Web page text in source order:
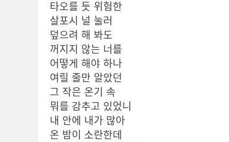
타오를 듯 위험한
살포시 널 눌러
덮으려 해 봐도
꺼지지 않는 너를
어떻게 해야 하나
여릴 줄만 알았던
그 작은 온기 속
뭐를 감추고 있었니
내 안에 내가 많아
온 밤이 소란한데